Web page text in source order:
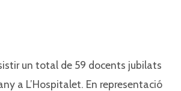
un total de 59 docents jubilats
a L’Hospitalet. En representació